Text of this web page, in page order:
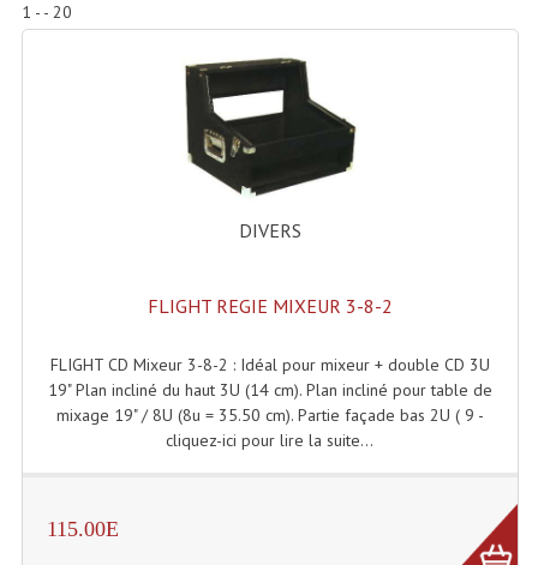
Accessoires Micro, Pieds De Régie
Cellule (s)
Diamants
Pieds D'enceintes
Selecteurs Audio Vidéo
Casques Stéréo
Compresseurs , Limiteurs , Noise Gate
1 - - 20
DIVERS
FLIGHT REGIE MIXEUR 3-8-2
FLIGHT CD Mixeur 3-8-2 : Idéal pour mixeur + double CD 3U
19" Plan incliné du haut 3U (14 cm). Plan incliné pour table de
mixage 19" / 8U (8u = 35.50 cm). Partie façade bas 2U ( 9 -
cliquez-ici pour lire la suite...
115.00E